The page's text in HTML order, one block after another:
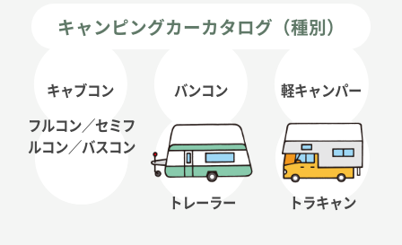
キャンピングカーカタログ（種別）
キャブコン バンコン
軽キャンパー
フルコン／セミフ
ルコン／バスコン
トレーラー トラキャン